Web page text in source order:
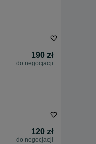
190 zł
do negocjacji
120 zł
do negocjacji